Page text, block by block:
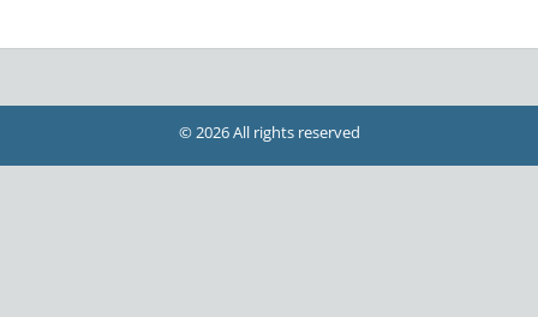
© 2026 All rights reserved